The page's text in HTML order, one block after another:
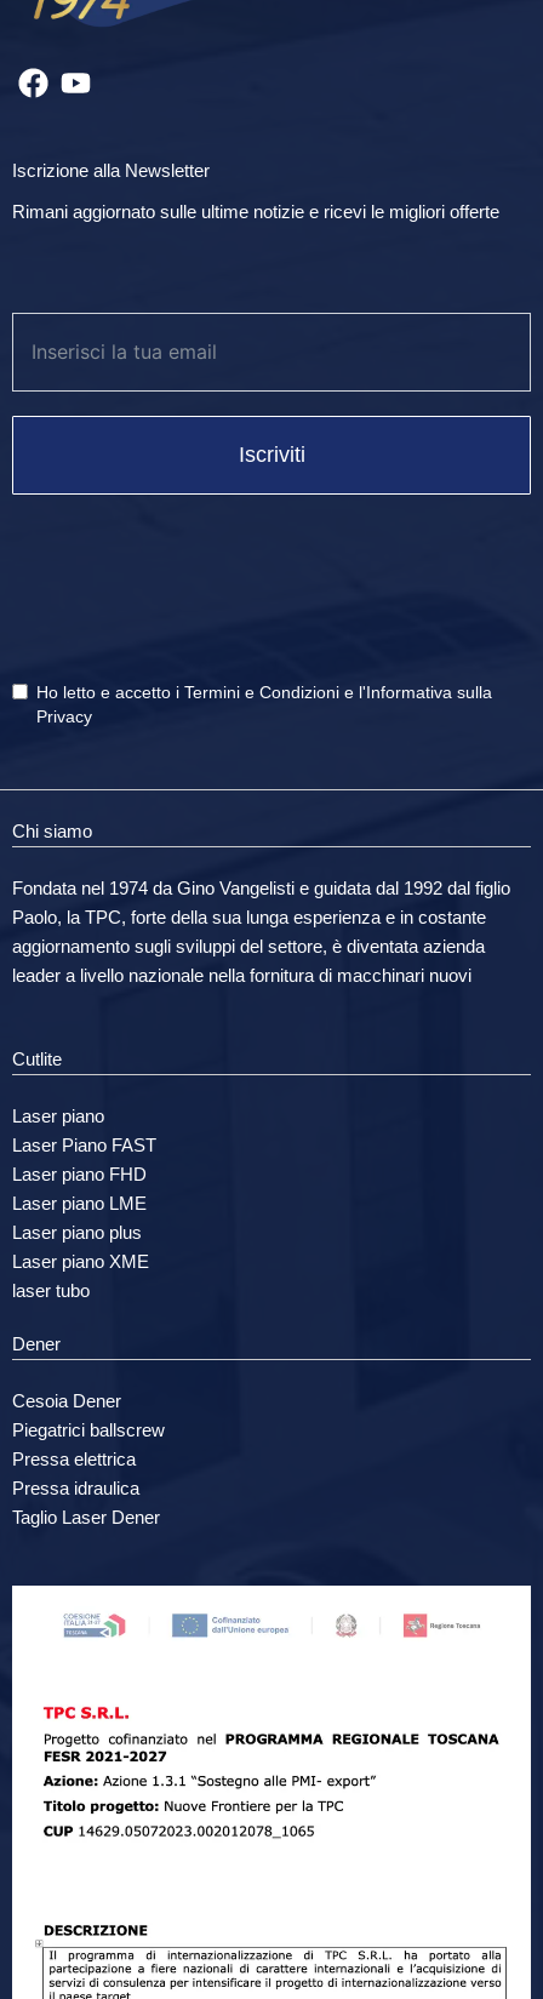
Iscrizione alla Newsletter
Rimani aggiornato sulle ultime notizie e ricevi le migliori offerte
Iscriviti
Ho letto e accetto i Termini e Condizioni e l'Informativa sulla
Privacy
Chi siamo
Fondata nel 1974 da Gino Vangelisti e guidata dal 1992 dal figlio
Paolo, la TPC, forte della sua lunga esperienza e in costante
aggiornamento sugli sviluppi del settore, è diventata azienda
leader a livello nazionale nella fornitura di macchinari nuovi
Cutlite
Laser piano
Laser Piano FAST
Laser piano FHD
Laser piano LME
Laser piano plus
Laser piano XME
laser tubo
Dener
Cesoia Dener
Piegatrici ballscrew
Pressa elettrica
Pressa idraulica
Taglio Laser Dener